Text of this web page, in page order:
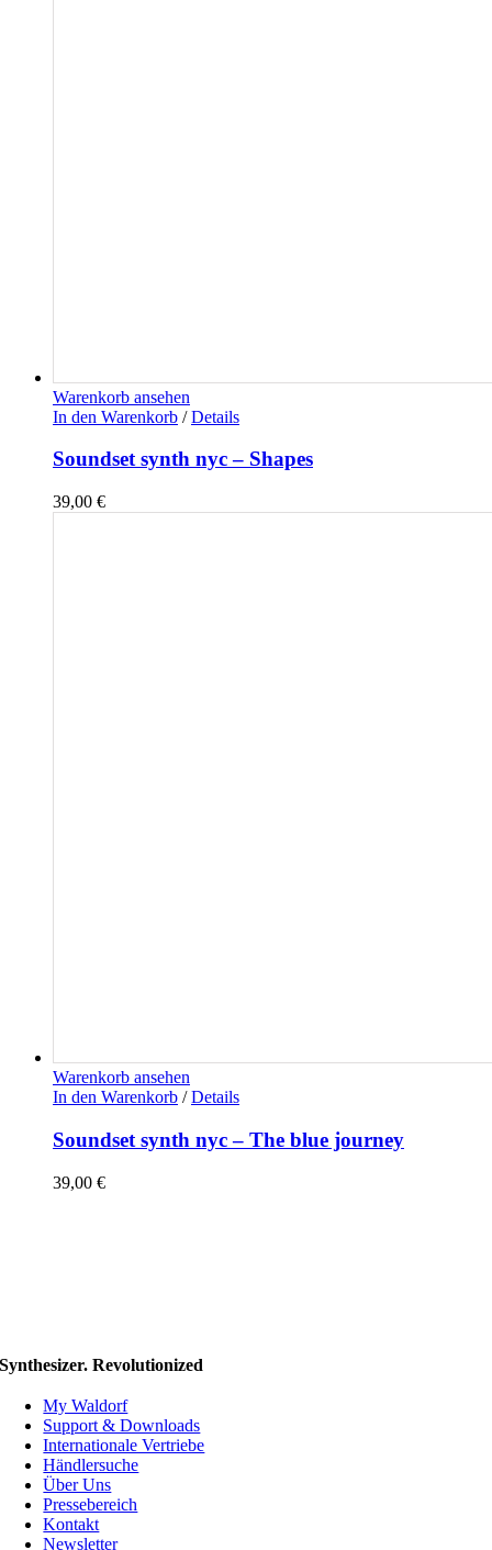
Warenkorb ansehen
In den Warenkorb / Details
Soundset synth nyc – Shapes
39,00 €
Warenkorb ansehen
In den Warenkorb / Details
Soundset synth nyc – The blue journey
39,00 €
Synthesizer. Revolutionized
My Waldorf
Support & Downloads
Internationale Vertriebe
Händlersuche
Über Uns
Pressebereich
Kontakt
Newsletter